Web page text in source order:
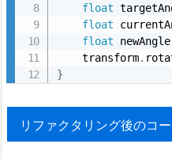
c
// 現在の回
}
/// </summary>
/// <returns>タ
private
float
float
float
    transform
.
}
リファクタリング後のコ